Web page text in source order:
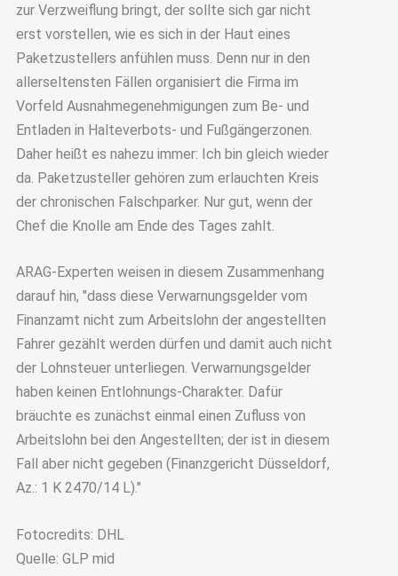
zur Verzweiflung bringt, der sollte sich gar nicht
erst vorstellen, wie es sich in der Haut eines
Paketzustellers anfühlen muss. Denn nur in den
allerseltensten Fällen organisiert die Firma im
Vorfeld Ausnahmegenehmigungen zum Be- und
Entladen in Halteverbots- und Fußgängerzonen.
Daher heißt es nahezu immer: Ich bin gleich wieder
da. Paketzusteller gehören zum erlauchten Kreis
der chronischen Falschparker. Nur gut, wenn der
Chef die Knolle am Ende des Tages zahlt.
ARAG-Experten weisen in diesem Zusammenhang
darauf hin, "dass diese Verwarnungsgelder vom
Finanzamt nicht zum Arbeitslohn der angestellten
Fahrer gezählt werden dürfen und damit auch nicht
der Lohnsteuer unterliegen. Verwarnungsgelder
haben keinen Entlohnungs-Charakter. Dafür
bräuchte es zunächst einmal einen Zufluss von
Arbeitslohn bei den Angestellten; der ist in diesem
Fall aber nicht gegeben (Finanzgericht Düsseldorf,
Az.: 1 K 2470/14 L)."
Fotocredits: DHL
Quelle: GLP mid